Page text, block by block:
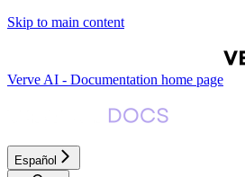
Skip to main content
Verve AI - Documentation home page
Español